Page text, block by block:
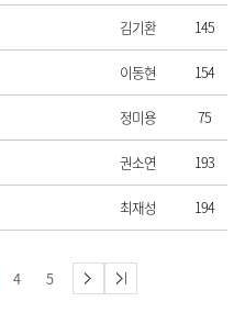
김기환 145
이동현 154
정미용 75
권소연 193
최재성 194
4 5